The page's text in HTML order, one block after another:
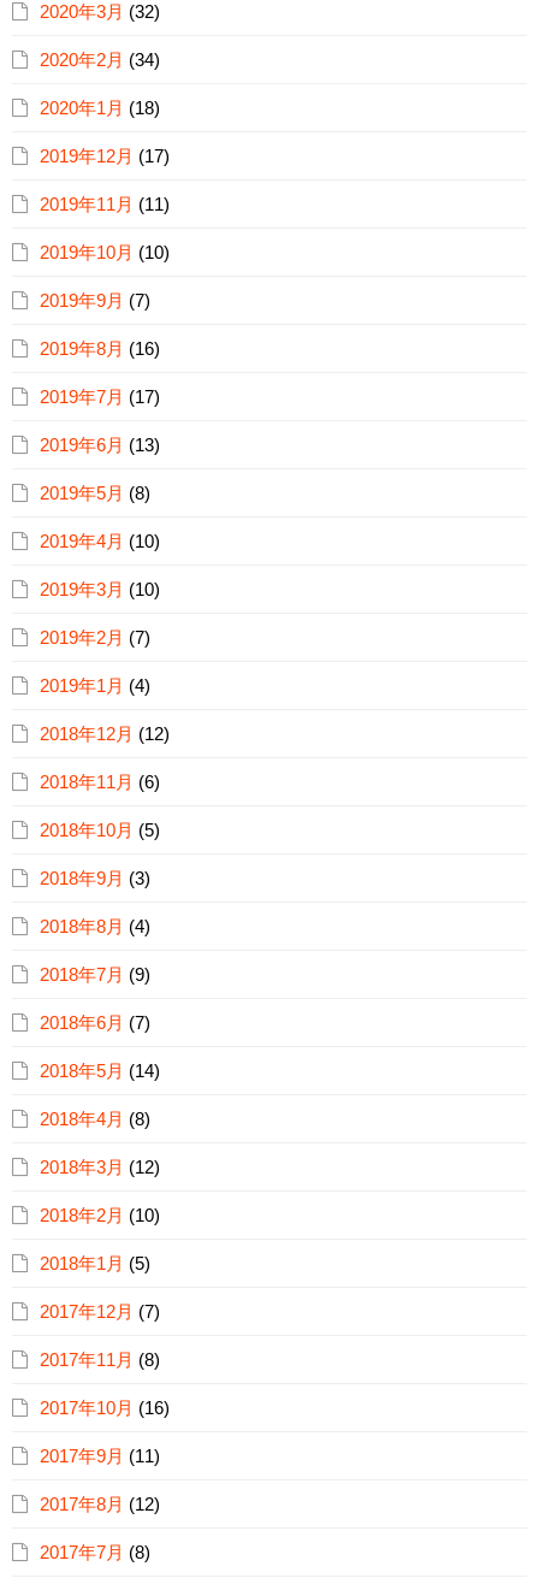
2020年3月 (32)
2020年2月 (34)
2020年1月 (18)
2019年12月 (17)
2019年11月 (11)
2019年10月 (10)
2019年9月 (7)
2019年8月 (16)
2019年7月 (17)
2019年6月 (13)
2019年5月 (8)
2019年4月 (10)
2019年3月 (10)
2019年2月 (7)
2019年1月 (4)
2018年12月 (12)
2018年11月 (6)
2018年10月 (5)
2018年9月 (3)
2018年8月 (4)
2018年7月 (9)
2018年6月 (7)
2018年5月 (14)
2018年4月 (8)
2018年3月 (12)
2018年2月 (10)
2018年1月 (5)
2017年12月 (7)
2017年11月 (8)
2017年10月 (16)
2017年9月 (11)
2017年8月 (12)
2017年7月 (8)